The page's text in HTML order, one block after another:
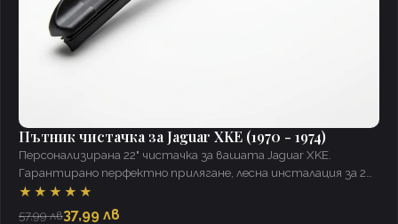
Пътник чистачка за Jaguar XKE (1970 - 1974)
Персонализирана 22" чистачка за вашата Jaguar XKE.
Гарантирано перфектно прилягане, лесна инсталация за 2
минути, ясна видимост при всякакви условия.
★★★★★
57,99 лв37,99 лв